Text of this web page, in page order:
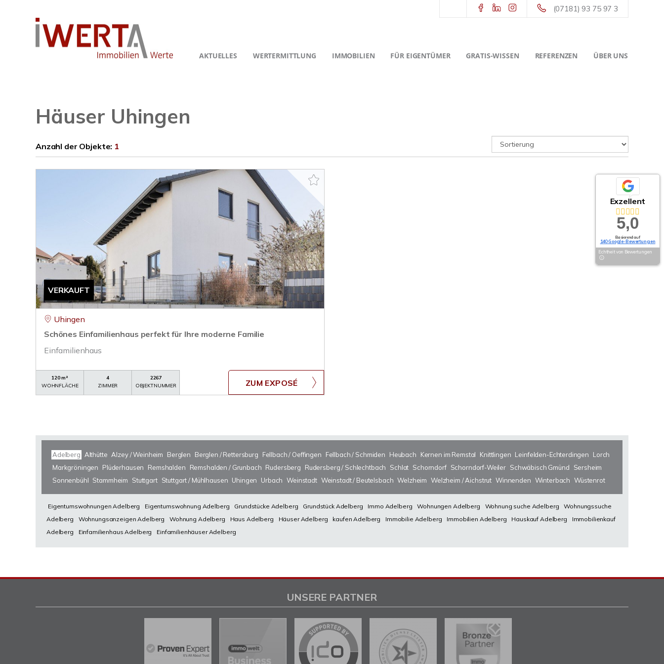
(07181) 93 75 97 3
AKTUELLES WERTERMITTLUNG IMMOBILIEN FÜR EIGENTÜMER GRATIS-WISSEN REFERENZEN ÜBER UNS
Häuser Uhingen
Anzahl der Objekte: 1
VERKAUFT
Uhingen
Schönes Einfamilienhaus perfekt für Ihre moderne Familie
Einfamilienhaus
120 m²
WOHNFLÄCHE
4
ZIMMER
2267
OBJEKTNUMMER
ZUM EXPOSÉ
Adelberg Althütte Alzey / Weinheim Berglen Berglen / Rettersburg Fellbach / Oeffingen Fellbach / Schmiden Heubach Kernen im Remstal Knittlingen Leinfelden-Echterdingen
Lorch
Markgröningen
Plüderhausen Remshalden Remshalden / Grunbach Rudersberg Rudersberg / Schlechtbach Schlat Schorndorf Schorndorf-Weiler Schwäbisch Gmünd
Sersheim
Sonnenbühl Stammheim Stuttgart Stuttgart / Mühlhausen Uhingen Urbach Weinstadt Weinstadt / Beutelsbach Welzheim Welzheim / Aichstrut Winnenden Winterbach Wüstenrot
Eigentumswohnungen Adelberg Eigentumswohnung Adelberg Grundstücke Adelberg Grundstück Adelberg Immo Adelberg Wohnungen Adelberg Wohnung suche Adelberg
Wohnungssuche
Adelberg
Wohnungsanzeigen Adelberg Wohnung Adelberg Haus Adelberg Häuser Adelberg kaufen Adelberg Immobilie Adelberg Immobilien Adelberg Hauskauf Adelberg
Immobilienkauf
Adelberg
Einfamilienhaus Adelberg Einfamilienhäuser Adelberg
Exzellent
5,0
Basierend auf
140 Google-Bewertungen
Echtheit von Bewertungen
UNSERE PARTNER